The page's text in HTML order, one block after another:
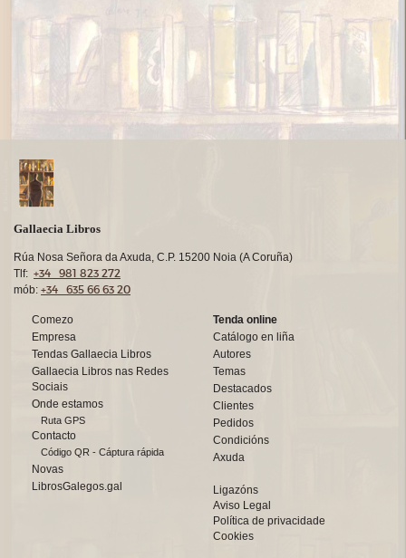
Gallaecia Libros
Rúa Nosa Señora da Axuda, C.P. 15200 Noia (A Coruña)
Tlf: +34 981 823 272
mób: +34 635 66 63 20
Comezo
Empresa
Tendas Gallaecia Libros
Gallaecia Libros nas Redes
Sociais
Onde estamos
Ruta GPS
Contacto
Código QR - Cáptura rápida
Novas
LibrosGalegos.gal
Tenda online
Catálogo en liña
Autores
Temas
Destacados
Clientes
Pedidos
Condicións
Axuda
Ligazóns
Aviso Legal
Política de privacidade
Cookies